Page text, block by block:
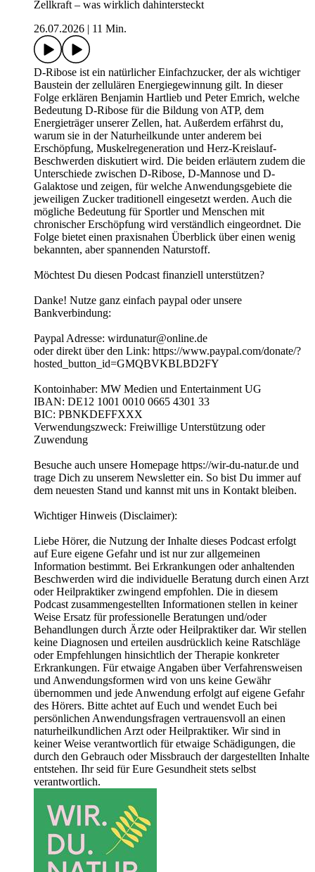
Zellkraft – was wirklich dahintersteckt
26.07.2026
11 Min.
D-Ribose ist ein natürlicher Einfachzucker, der als wichtiger
Baustein der zellulären Energiegewinnung gilt. In dieser
Folge erklären Benjamin Hartlieb und Peter Emrich, welche
Bedeutung D-Ribose für die Bildung von ATP, dem
Energieträger unserer Zellen, hat. Außerdem erfährst du,
warum sie in der Naturheilkunde unter anderem bei
Erschöpfung, Muskelregeneration und Herz-Kreislauf-
Beschwerden diskutiert wird. Die beiden erläutern zudem die
Unterschiede zwischen D-Ribose, D-Mannose und D-
Galaktose und zeigen, für welche Anwendungsgebiete die
jeweiligen Zucker traditionell eingesetzt werden. Auch die
mögliche Bedeutung für Sportler und Menschen mit
chronischer Erschöpfung wird verständlich eingeordnet. Die
Folge bietet einen praxisnahen Überblick über einen wenig
bekannten, aber spannenden Naturstoff.
Möchtest Du diesen Podcast finanziell unterstützen?
Danke! Nutze ganz einfach paypal oder unsere
Bankverbindung:
Paypal Adresse: wirdunatur@online.de
oder direkt über den Link: https://www.paypal.com/donate/?
hosted_button_id=GMQBVKBLBD2FY
Kontoinhaber: MW Medien und Entertainment UG
IBAN: DE12 1001 0010 0665 4301 33
BIC: PBNKDEFFXXX
Verwendungszweck: Freiwillige Unterstützung oder
Zuwendung
Besuche auch unsere Homepage https://wir-du-natur.de und
trage Dich zu unserem Newsletter ein. So bist Du immer auf
dem neuesten Stand und kannst mit uns in Kontakt bleiben.
Wichtiger Hinweis (Disclaimer):
Liebe Hörer, die Nutzung der Inhalte dieses Podcast erfolgt
auf Eure eigene Gefahr und ist nur zur allgemeinen
Information bestimmt. Bei Erkrankungen oder anhaltenden
Beschwerden wird die individuelle Beratung durch einen Arzt
oder Heilpraktiker zwingend empfohlen. Die in diesem
Podcast zusammengestellten Informationen stellen in keiner
Weise Ersatz für professionelle Beratungen und/oder
Behandlungen durch Ärzte oder Heilpraktiker dar. Wir stellen
keine Diagnosen und erteilen ausdrücklich keine Ratschläge
oder Empfehlungen hinsichtlich der Therapie konkreter
Erkrankungen. Für etwaige Angaben über Verfahrensweisen
und Anwendungsformen wird von uns keine Gewähr
übernommen und jede Anwendung erfolgt auf eigene Gefahr
des Hörers. Bitte achtet auf Euch und wendet Euch bei
persönlichen Anwendungsfragen vertrauensvoll an einen
naturheilkundlichen Arzt oder Heilpraktiker. Wir sind in
keiner Weise verantwortlich für etwaige Schädigungen, die
durch den Gebrauch oder Missbrauch der dargestellten Inhalte
entstehen. Ihr seid für Eure Gesundheit stets selbst
verantwortlich.